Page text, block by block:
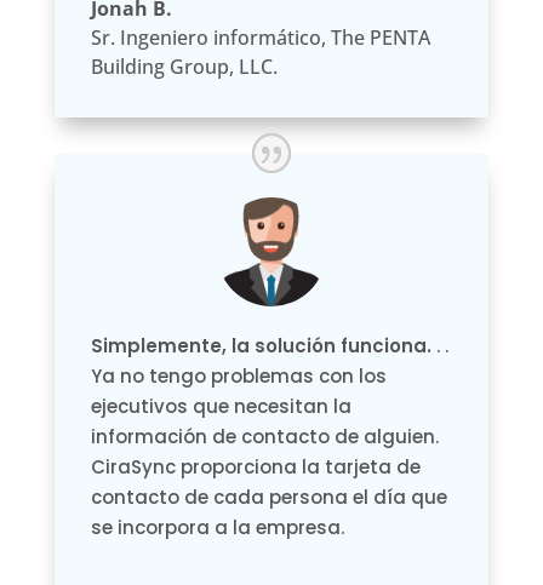
Jonah B.
Sr. Ingeniero informático, The PENTA
Building Group, LLC.
Simplemente, la solución funciona. . .
Ya no tengo problemas con los
ejecutivos que necesitan la
información de contacto de alguien.
CiraSync proporciona la tarjeta de
contacto de cada persona el día que
se incorpora a la empresa.